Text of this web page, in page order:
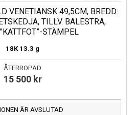
VENETIANSK 49,5CM, BREDD:
TILLV. BALESTRA,
STÄMPEL
18K 13.3 g
ÅTERROPAD
15 500 kr
ÄR AVSLUTAD